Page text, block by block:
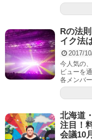
Rの法
イク法
2017/
今人気の
ビューを
各メンバ
北海道
注目！
会議10